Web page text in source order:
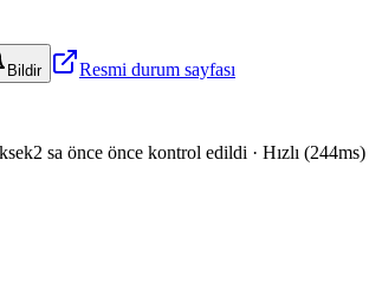
Bildir Resmi durum sayfası
2 sa önce önce kontrol edildi · Hızlı (244ms)